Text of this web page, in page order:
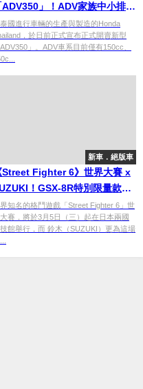
ADV350」！ADV家族中小排量
最後一塊拼圖！
國進行車輛的生產與製造的Honda
，於日前正式宣布正式開賣新型
ADV350」。ADV車系目前僅有150cc、
新車．絕版車
Street Fighter 6》世界大賽 x
！GSX-8R特別限量款變
角色專屬座駕
知名的格鬥遊戲「Street Fighter 6」世
賽，將於3月5日（三）起在日本兩國
技館舉行，而 鈴木（SUZUKI）更為這場